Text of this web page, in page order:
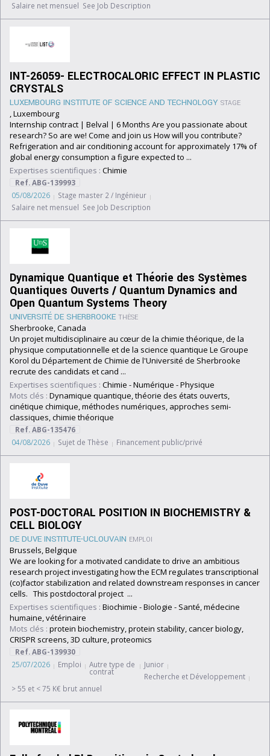
Salaire net mensuel See Job Description
INT-26059- ELECTROCALORIC EFFECT IN PLASTIC
CRYSTALS
LUXEMBOURG INSTITUTE OF SCIENCE AND TECHNOLOGY STAGE
, Luxembourg
Internship contract | Belval | 6 Months Are you passionate about
research? So are we! Come and join us How will you contribute?
Refrigeration and air conditioning account for approximately 17% of
global energy consumption a figure expected to ...
Expertises scientifiques : Chimie
Ref. ABG-139993
05/08/2026
Stage master 2 / Ingénieur
Salaire net mensuel See Job Description
Dynamique Quantique et Théorie des Systèmes
Quantiques Ouverts / Quantum Dynamics and
Open Quantum Systems Theory
UNIVERSITÉ DE SHERBROOKE THÈSE
Sherbrooke, Canada
Un projet multidisciplinaire au cœur de la chimie théorique, de la
physique computationnelle et de la science quantique Le Groupe
Korol du Département de Chimie de l'Université de Sherbrooke
recrute des candidats et cand ...
Expertises scientifiques : Chimie -Numérique -Physique
Mots clés : Dynamique quantique, théorie des états ouverts,
cinétique chimique, méthodes numériques, approches semi-
classiques, chimie théorique
Ref. ABG-135476
04/08/2026
Sujet de Thèse Financement public/privé
POST-DOCTORAL POSITION IN BIOCHEMISTRY &
CELL BIOLOGY
DE DUVE INSTITUTE-UCLOUVAIN EMPLOI
Brussels, Belgique
We are looking for a motivated candidate to drive an ambitious
research project investigating how the ECM regulates transcriptional
(co)factor stabilization and related downstream responses in cancer
cells. This postdoctoral project ...
Expertises scientifiques : Biochimie -Biologie - Santé, médecine
humaine, vétérinaire
Mots clés : protein biochemistry, protein stability, cancer biology,
CRISPR screens, 3D culture, proteomics
Ref. ABG-139930
25/07/2026
Emploi Autre type de
contrat
Junior
Recherche et Développement
> 55 et < 75 K€ brut annuel